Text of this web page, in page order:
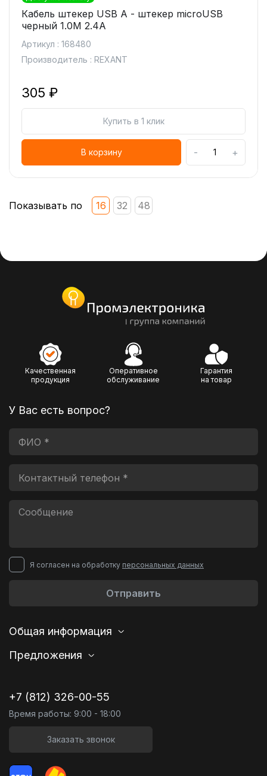
Кабель штекер USB A - штекер microUSB
черный 1.0М 2.4А
Артикул : 168480
Производитель : REXANT
305 ₽
Купить в 1 клик
В корзину - +
Показывать по 16 32 48
Качественная
продукция
Оперативное
обслуживание
Гарантия
на товар
У Вас есть вопрос?
Я согласен на обработку персональных данных
Отправить
Общая информация
Предложения
+7 (812) 326-00-55
Время работы: 9:00 - 18:00
Заказать звонок